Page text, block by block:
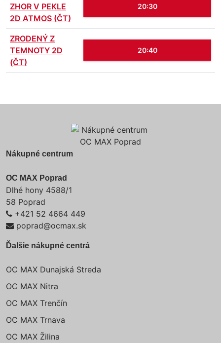
ZHOR V PEKLE
2D ATMOS (ČT)
20:30
ZRODENÝ Z
TEMNOTY 2D
(ČT)
20:40
Nákupné centrum
OC MAX Poprad
Dlhé hony 4588/1
58 Poprad
+421 52 4664 449
poprad@ocmax.sk
Ďalšie nákupné centrá
OC MAX Dunajská Streda
OC MAX Nitra
OC MAX Trenčín
OC MAX Trnava
OC MAX Žilina